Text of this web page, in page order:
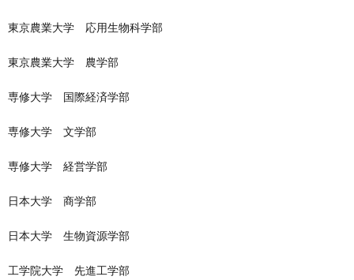
東京農業大学 応用生物科学部
東京農業大学 農学部
専修大学 国際経済学部
専修大学 文学部
専修大学 経営学部
日本大学 商学部
日本大学 生物資源学部
工学院大学 先進工学部